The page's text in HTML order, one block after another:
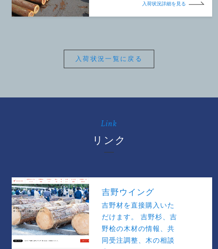
入荷状況詳細を見る
入荷状況一覧に戻る
Link
リンク
吉野ウイング
吉野材を直接購入いた
だけます。 吉野杉、吉
野桧の木材の情報、共
同受注調整、木の相談